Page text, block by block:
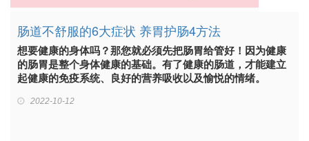
肠道不舒服的6大症状 养胃护肠4方法
想要健康的身体吗？那您就必须先把肠胃给管好！因为健康
的肠胃是整个身体健康的基础。有了健康的肠道，才能建立
起健康的免疫系统、良好的营养吸收以及愉悦的情绪。
2022-10-12